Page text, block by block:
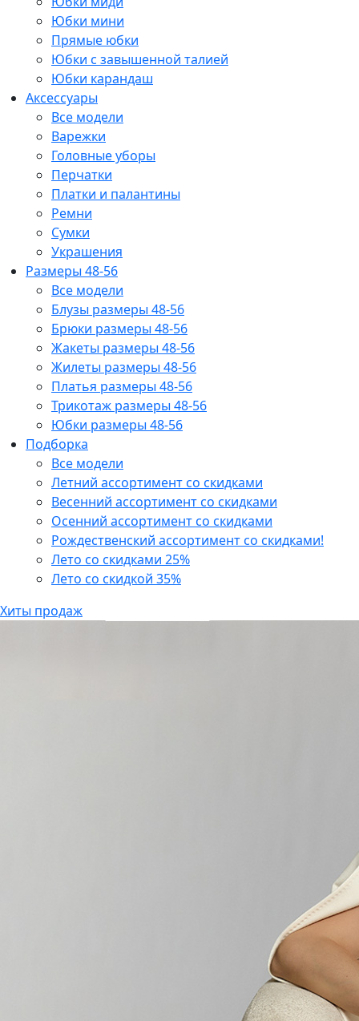
Юбки мини
Прямые юбки
Юбки с завышенной талией
Юбки карандаш
Аксессуары
Все модели
Варежки
Головные уборы
Перчатки
Платки и палантины
Ремни
Сумки
Украшения
Размеры 48-56
Все модели
Блузы размеры 48-56
Брюки размеры 48-56
Жакеты размеры 48-56
Жилеты размеры 48-56
Платья размеры 48-56
Трикотаж размеры 48-56
Юбки размеры 48-56
Подборка
Все модели
Летний ассортимент со скидками
Весенний ассортимент со скидками
Осенний ассортимент со скидками
Рождественский ассортимент со скидками!
Лето со скидками 25%
Лето со скидкой 35%
Хиты продаж